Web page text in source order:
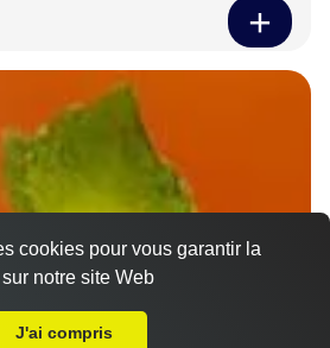
cookies pour vous garantir la
notre site Web
J'ai compris